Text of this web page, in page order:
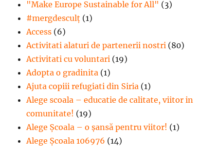
"Make Europe Sustainable for All" (3)
#mergdesculţ (1)
Access (6)
Activitati alaturi de partenerii nostri (80)
Activitati cu voluntari (19)
Adopta o gradinita (1)
Ajuta copiii refugiati din Siria (1)
Alege scoala – educatie de calitate, viitor in
comunitate! (19)
Alege Şcoala – o şansă pentru viitor! (1)
Alege Școala 106976 (14)